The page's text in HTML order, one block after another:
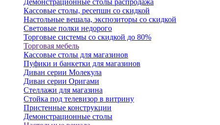
Кассовые столы, ресепшн со скидкой
Настольные вешала, экспозиторы со скидкой
Световые полки недорого
Торговые системы со скидкой до 80%
Торговая мебель
Кассовые столы для магазинов
Пуфики и банкетки для магазинов
Диван серии Молекула
Диван серии Оригами
Стеллажи для магазина
Стойка под телевизор в витрину
Пристенные конструкции
Демонстрационные столы